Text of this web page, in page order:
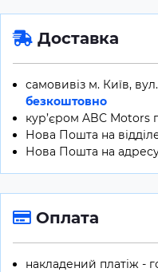
Доставка
самовивіз м. Київ,
безкоштовно
кур’єром ABC Motors
Нова Пошта на
Нова Пошта на
Оплата
накладений платіж -